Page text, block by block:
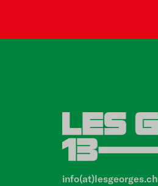
info(at)lesgeorges.ch